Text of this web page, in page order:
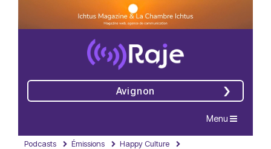
Avignon
Navigation
Menu
Podcasts Émissions
Happy Culture